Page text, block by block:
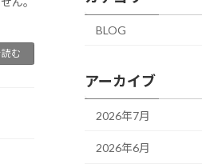
む
BLOG
アーカイブ
2026年7月
2026年6月